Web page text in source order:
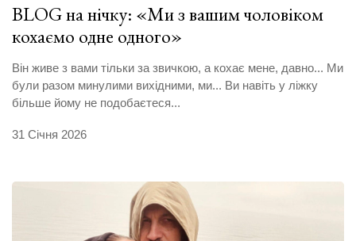
BLOG на нічку: «Ми з вашим чоловіком
кохаємо одне одного»
Він живе з вами тільки за звичкою, а кохає мене, давно... Ми
були разом минулими вихідними, ми... Ви навіть у ліжку
більше йому не подобаєтеся...
31 Січня 2026